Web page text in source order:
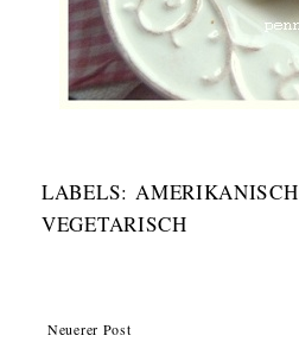
LABELS:AMERIKANISCH
VEGETARISCH
Neuerer Post